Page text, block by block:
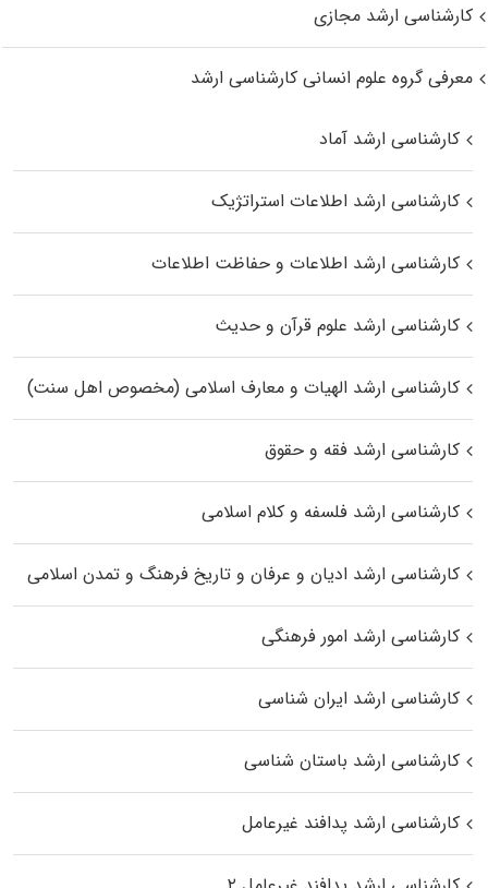
کارشناسی ارشد مجازی
معرفی گروه علوم انسانی کارشناسی ارشد
کارشناسی ارشد آماد
کارشناسی ارشد اطلاعات استراتژیک
کارشناسی ارشد اطلاعات و حفاظت اطلاعات
کارشناسی ارشد علوم قرآن و حدیث
کارشناسی ارشد الهیات و معارف اسلامی (مخصوص اهل سنت)
کارشناسی ارشد فقه و حقوق
کارشناسی ارشد فلسفه و کلام اسلامی
کارشناسی ارشد ادیان و عرفان و تاریخ فرهنگ و تمدن اسلامی
کارشناسی ارشد امور فرهنگی
کارشناسی ارشد ایران شناسی
کارشناسی ارشد باستان شناسی
کارشناسی ارشد پدافند غیرعامل